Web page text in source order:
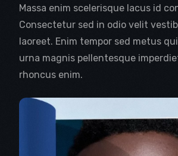
Massa enim scelerisque lacus id
Consectetur sed in odio velit
laoreet. Enim tempor sed metus
urna magnis pellentesque
rhoncus enim.